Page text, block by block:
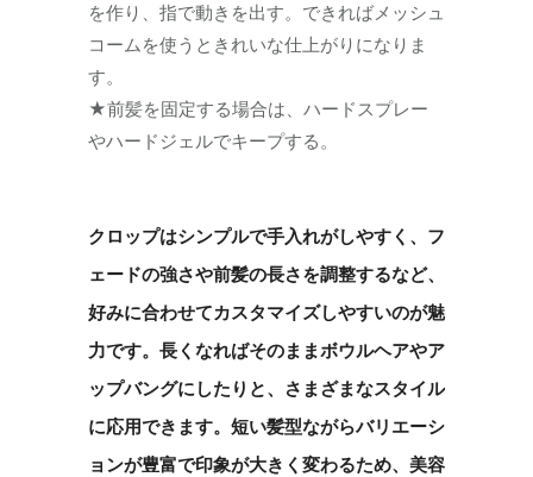
を作り、指で動きを出す。できればメッシュ
コームを使うときれいな仕上がりになりま
す。
★前髪を固定する場合は、ハードスプレー
やハードジェルでキープする。
クロップはシンプルで手入れがしやすく、フ
ェードの強さや前髪の長さを調整するなど、
好みに合わせてカスタマイズしやすいのが魅
力です。長くなればそのままボウルヘアやア
ップバングにしたりと、さまざまなスタイル
に応用できます。短い髪型ながらバリエーシ
ョンが豊富で印象が大きく変わるため、美容